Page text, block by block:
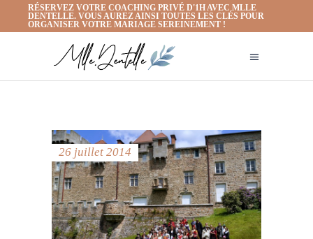
RÉSERVEZ VOTRE COACHING PRIVÉ D'1H AVEC MLLE
DENTELLE. VOUS AUREZ AINSI TOUTES LES CLÉS POUR
ORGANISER VOTRE MARIAGE SEREINEMENT !
26 juillet 2014